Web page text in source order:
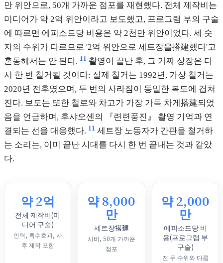
만 위안으로, 50개 가까운 점포를 재현했다. 전체 제작비는
미디어가 약 2억 위안이라고 보도했고, 프로그램 부의 구술
에 따르면 에피소드당 비용은 약 2천만 위안이었다. 세 숫
자의 수위가 다르므로 '2억 위안으로 세트장을搭建했다'고
혼동해서는 안 된다. 11 촬영이 끝난 후, 그 가짜 상장은 다
시 한 번 철거될 것이다: 실제 철거는 1992년, 가상 철거는
2020년 전후였으며, 두 번의 사라짐이 동일한 복도에 겹쳐
진다. 보도는 또한 철로와 차고가 가장 가득 차게搭建되었
음을 언급하며, 후샤오셴의 『련련풍진』 촬영 기억과 연
결되는 선을 대응했다. 11 세트장 노동자가 간판을 철거하
는 소리는, 이미 끝난 시대를 다시 한 번 끝내는 것과 같았
다.
약 2억
전체 제작비(미
디어 구술)
인력, 특수효과, 사
후 제작 포함
약 8,000
만
세트장搭建
시비, 50개 가까운
점포
약 2,000
만
에피소드당 비
용(프로그램 부
구술)
전 두 수위와 다름